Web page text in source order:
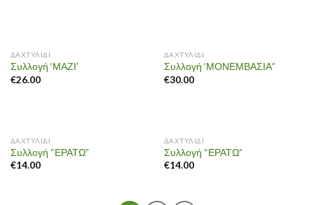
ΔΑΧΤΥΛΙΔΙ
Συλλογή ‘ΜΑΖΙ’
€26.00
ΔΑΧΤΥΛΙΔΙ
Συλλογή ‘ΜΟΝΕΜΒΑΣΙΑ”
€30.00
OUT OF STOCK
ΔΑΧΤΥΛΙΔΙ
Συλλογή “ΕΡΑΤΩ”
€14.00
OUT OF STOCK
ΔΑΧΤΥΛΙΔΙ
Συλλογή “ΕΡΑΤΩ”
€14.00